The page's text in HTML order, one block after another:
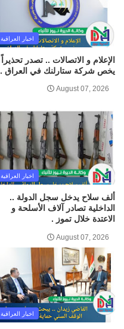
اخبار العراقية
الإعلام و الاتصالات .. تصدر تحذيراً
يخص شركة ستارلنك في العراق .
August 07, 2026
اخبار العراقية
ألف سلاح يدخل سجل الدولة ..
الداخلية تصادر آلاف الأسلحة و
الاعتدة خلال تموز .
August 07, 2026
اخبار العراقية